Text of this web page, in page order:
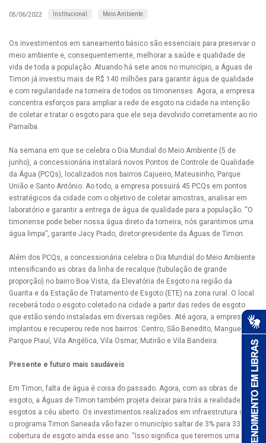
05/06/2022 Institucional Meio Ambiente
Os investimentos em saneamento básico são essenciais para preservar o
meio ambiente e, consequentemente, melhorar a saúde e qualidade de
vida de toda a população. Atuando há sete anos no município, a Águas de
Timon já investiu mais de R$ 140 milhões para garantir água de qualidade
e com regularidade na torneira de todos os timonenses. Agora, a empresa
concentra esforços para ampliar a rede de esgoto na cidade na intenção
de coletar e tratar o esgoto para que ele seja devolvido corretamente ao rio
Parnaíba.
Na semana em que se celebra o Dia Mundial do Meio Ambiente (5 de
junho), a concessionária instalará novos Pontos de Controle de Qualidade
da Água (PCQs), localizados nos bairros Cajueiro, Mateusinho, Parque
União e Santo Antônio. Ao todo, a empresa possuirá 45 PCQs em pontos
estratégicos da cidade com o objetivo de coletar amostras, analisar em
laboratório e garantir a entrega de água de qualidade para a população. “O
timonense pode beber nossa água direto da torneira, nós garantimos uma
água limpa”, garante Jacy Prado, diretor-presidente da Águas de Timon.
Além dos PCQs, a concessionária celebra o Dia Mundial do Meio Ambiente
intensificando as obras da linha de recalque (tubulação de grande
proporção) no bairro Boa Vista, da Elevatória de Esgoto na região da
Guarita e da Estação de Tratamento de Esgoto (ETE) na zona rural. O local
receberá todo o esgoto coletado na cidade a partir das redes de esgoto
que estão sendo instaladas em diversas regiões. Até agora, a empresa já
implantou e recuperou rede nos bairros: Centro, São Benedito, Mangueira,
Parque Piauí, Vila Angélica, Vila Osmar, Mutirão e Vila Bandeira.
Presente e futuro mais saudáveis
Em Timon, falta de água é coisa do passado. Agora, com as obras de
esgoto, a Águas de Timon também projeta deixar para trás a realidade de
esgotos a céu aberto. Os investimentos realizados em infraestrutura com
o programa Timon Saneada vão fazer o município saltar de 3% para 33% a
cobertura de esgoto ainda esse ano. “Isso significa que teremos uma